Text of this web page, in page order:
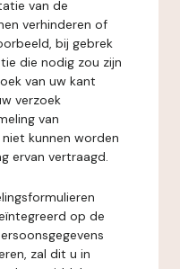
van de
verhinderen of
bij gebrek
die nodig zou zijn
van uw kant
verzoek
van
kunnen worden
ervan vertraagd.
op de
zal dit u in